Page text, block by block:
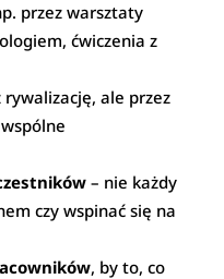
przez warsztaty
ćwiczenia z
rywalizację, ale przez
– nie każdy
czy wspinać się na
, by to, co